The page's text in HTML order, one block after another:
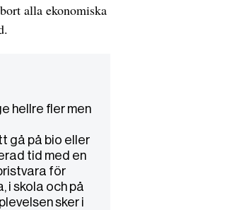
alla ekonomiska
hellre fler men
gå på bio eller
tid med en
för
i skola och på
sker i